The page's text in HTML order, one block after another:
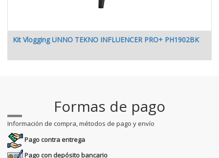
Kit Vlogging UNNO TEKNO INFLUENCER PRO+ PH1902BK
Formas de pago
Información de compra, métodos de pago y envío
Pago contra entrega
Pago con depósito bancario